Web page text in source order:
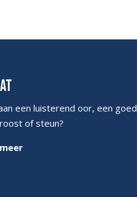
een luisterend oor, een goed
of steun?